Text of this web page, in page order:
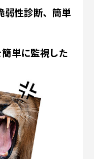
性診断、 簡単
単に監視した